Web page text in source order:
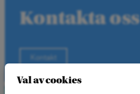
Kontakta oss
Val av cookies